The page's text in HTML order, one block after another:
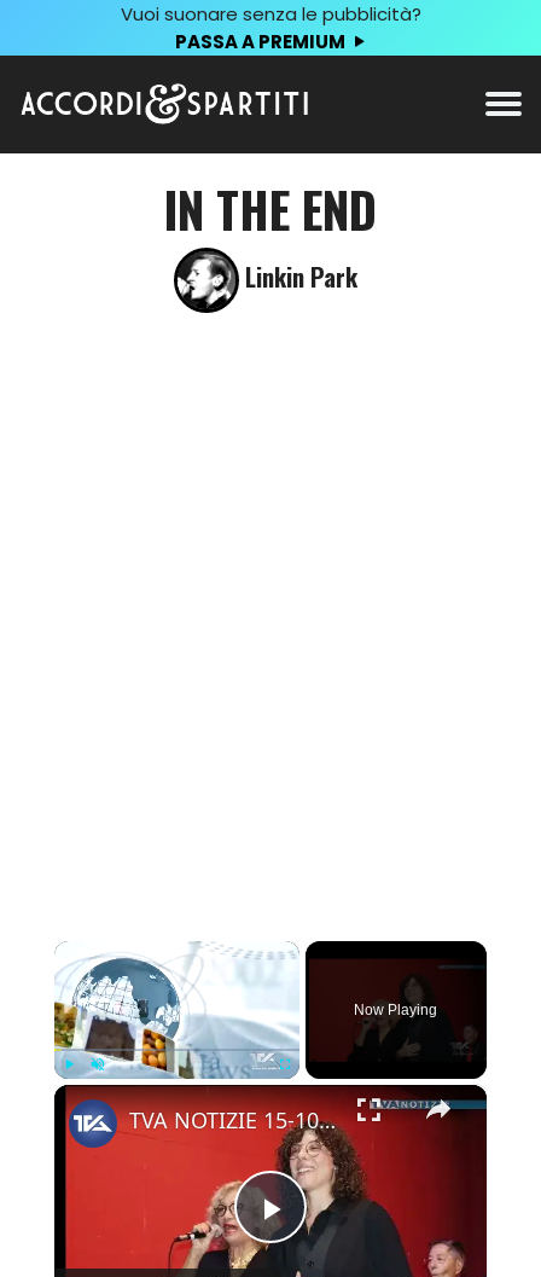
Vuoi suonare senza le pubblicità?
PASSA A PREMIUM
IN THE END
Linkin Park
×
Play Unmute
Now Playing
×
Play
TVA NOTIZIE 15-10-25